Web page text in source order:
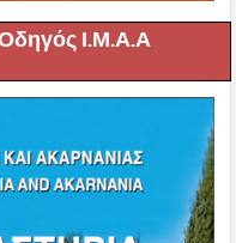
Ι.Μ.Α.Α